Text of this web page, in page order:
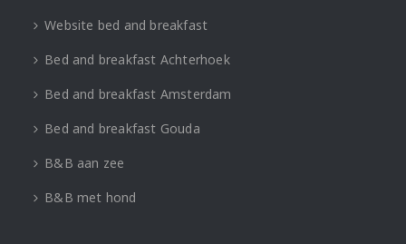
Website bed and breakfast
Bed and breakfast Achterhoek
Bed and breakfast Amsterdam
Bed and breakfast Gouda
B&B aan zee
B&B met hond